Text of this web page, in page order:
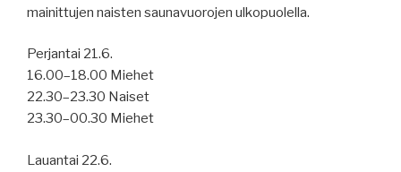
mainittujen naisten saunavuorojen ulkopuolella.
Perjantai 21.6.
16.00–18.00 Miehet
22.30–23.30 Naiset
23.30–00.30 Miehet
Lauantai 22.6.